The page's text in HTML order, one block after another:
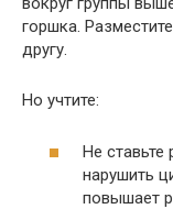
горшка.
другу.
Но учтите:
Не ставьте
нарушить
повышает